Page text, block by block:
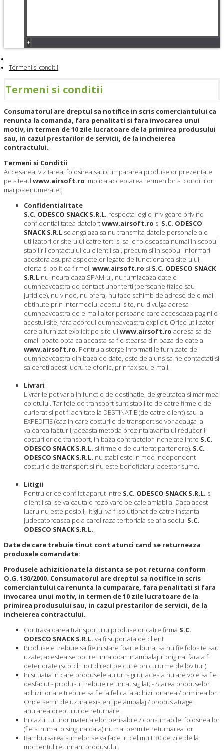
+
Termeni si conditii
Termeni si conditii
Consumatorul are dreptul sa notifice in scris comerciantului ca
renunta la comanda, fara penalitati si fara invocarea unui
motiv, in termen de 10 zile lucratoare de la primirea produsului
sau, in cazul prestarilor de servicii, de la incheierea
contractului.
Termeni si Conditii
Accesarea, vizitarea, folosirea sau cumpararea produselor prezentate
pe site-ul www.airsoft.ro implica acceptarea termenilor si conditiilor
mai jos enumerate :
Confidentialitate
S.C. ODESCO SNACK S.R.L. respecta legile in vigoare privind
confidentialitatea datelor; www.airsoft.ro si S.C. ODESCO
SNACK S.R.L se angajaza sa nu transmita datele personale ale
utilizatorilor site-ului catre terti si sa le foloseasca numai in scopul
stabilirii contactului cu clientii sai, precum si in scopul informarii
acestora asupra aspectelor legate de functionarea site-ului,
oferta si politica firmei; www.airsoft.ro si S.C. ODESCO SNACK
S.R.L nu incurajeaza SPAM-ul, nu furnizeaza datele
dumneavoastra de contact unor terti (persoane fizice sau
juridice), nu vinde, nu ofera, nu face schimb de adrese de e-mail
obtinute prin intermediul acestui site, nu divulga adresa
dumneavoastra de e-mail altor persoane care acceseaza paginile
acestui site, fara acordul dumneavoastra explicit. Orice utilizator
care a furnizat explicit pe site-ul www.airsoft.ro adresa sa de
email poate opta ca aceasta sa fie stearsa din baza de date a
www.airsoft.ro. Pentru a sterge informatiile furnizate de
dumneavoastra din baza de date, este de ajuns sa ne contactati si
sa cereti acest lucru telefonic, prin fax sau e-mail.
Livrari
Livrarile pot varia in functie de destinatie, de greutatea si marimea
coletului. Tarifele de transport sunt stabilite de catre firmele de
curierat si pot fi achitate la DESTINATIE (de catre client) sau la
EXPEDITIE (caz in care costurile de transport se vor adauga la
valoarea facturii; aceasta metoda prezinta avantajul reducerii
costurilor de transport, in baza contractelor incheiate intre S.C.
ODESCO SNACK S.R.L. si firmele de curierat partenere). S.C.
ODESCO SNACK S.R.L. nu stabileste in mod independent
costurile de transport si nu este beneficiarul acestor sume.
Litigii
Pentru orice conflict aparut intre S.C. ODESCO SNACK S.R.L. si
clientii sai se va cauta o rezolvare pe cale amiabila. Daca acest
lucru nu este posibil, litigiul va fi solutionat de catre instanta
judecatoreasca pe a carei raza teritoriala se afla sediul S.C.
ODESCO SNACK S.R.L..
Date de care trebuie tinut cont atunci cand se returneaza
produsele comandate:
Produsele achizitionate la distanta se pot returna conform
O.G. 130/2000. Consumatorul are dreptul sa notifice in scris
comerciantului ca renunta la cumparare, fara penalitati si fara
invocarea unui motiv, in termen de 10 zile lucratoare de la
primirea produsului sau, in cazul prestarilor de servicii, de la
incheierea contractului.
Contravaloarea transportului produselor catre firma S.C.
ODESCO SNACK S.R.L. va fi suportata de client
Produsele trebuie sa fie in stare foarte buna, sa nu fie folosite sau
uzate; acestea se pot returna doar in ambalajul original fara a fi
deteriorate (scotch lipit direct pe cutie ori cu urme de lovituri)
In situatia in care produsele au un sigiliu, acesta nu are voie sa fie
desfacut - produsul trebuie returnat sigilat; - Starea produselor
achizitionate trebuie sa fie la fel ca la achizitionarea / primirea lor.
Orice semn de uzura existent pe ambalaj / produs atrage
anularea dreptului de returnare.
In cazul tuturor materialelor perisabile / consumabile, folosirea lor
(fie si numai o singura data) nu mai permite returnarea lor.
Rambursarea sumelor se va face in cel mult 30 de zile de la
momentul returnarii produsului.